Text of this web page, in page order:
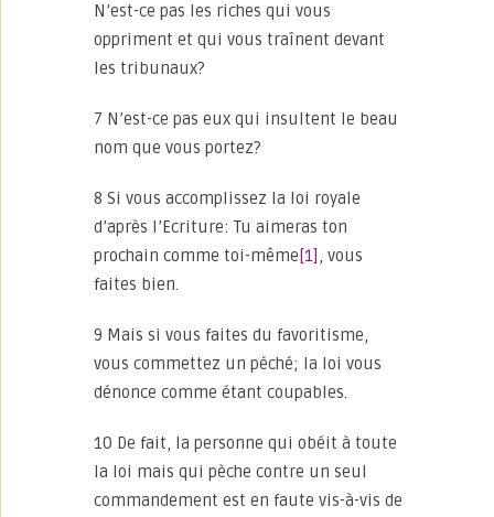
N’est-ce pas les riches qui vous
oppriment et qui vous traînent devant
les tribunaux?
7 N’est-ce pas eux qui insultent le beau
nom que vous portez?
8 Si vous accomplissez la loi royale
d’après l’Ecriture: Tu aimeras ton
prochain comme toi-même [1] , vous
faites bien.
9 Mais si vous faites du favoritisme,
vous commettez un péché; la loi vous
dénonce comme étant coupables.
10 De fait, la personne qui obéit à toute
la loi mais qui pèche contre un seul
commandement est en faute vis-à-vis de